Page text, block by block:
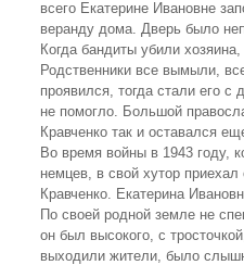
всего Екатерине Ивановне
веранду дома. Дверь было
Когда бандиты убили
Родственники все вымыли,
проявился, тогда стали его с
не помогло. Большой
Кравченко так и оставался
Во время войны в 1943 году,
немцев, в свой хутор
Кравченко. Екатерина
По своей родной земле не
он был высокого, с
выходили жители, было